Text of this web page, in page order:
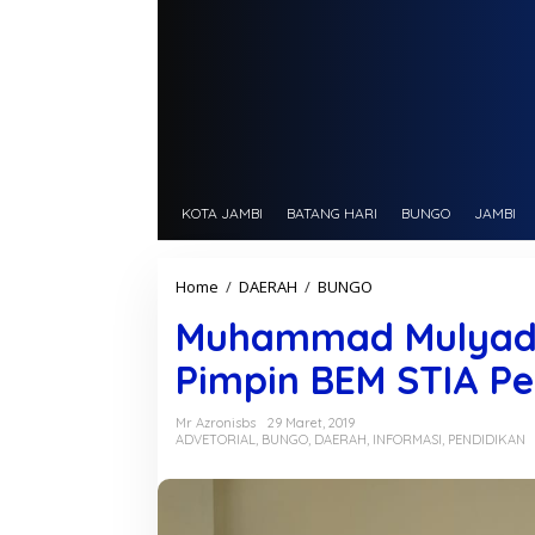
KOTA JAMBI BATANG HARI BUNGO JAMBI
Home / DAERAH / BUNGO
h
a
m
m
d
u
Muhammad
Pimpin BEM STIA
Mr Azronisbs
29 Maret, 2019
ADVETORIAL, BUNGO, DAERAH, INFORMASI, PENDIDIKAN